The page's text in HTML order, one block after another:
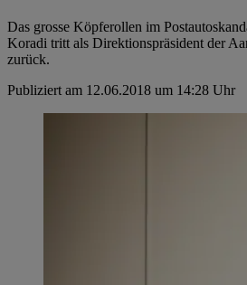
Das grosse Köpferollen im
Koradi tritt als Direktionspräsident der
zurück.
Publiziert am 12.06.2018 um 14:28 Uhr